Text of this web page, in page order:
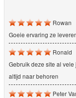
Rowan
Goeie ervaring ze
Ronald
Gebruik deze site al
altijd naar behoren
Peter